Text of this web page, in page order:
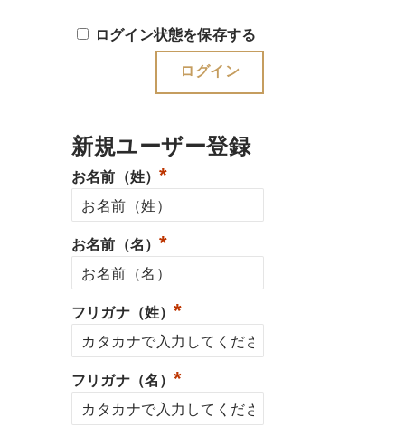
ログイン状態を保存する
新規ユーザー登録
お名前（姓）*
お名前（名）*
フリガナ（姓）*
フリガナ（名）*